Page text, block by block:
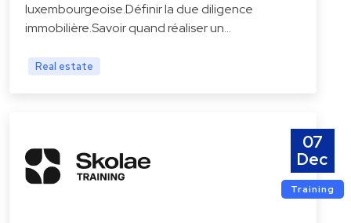
luxembourgeoise.Définir la due diligence
immobilière.Savoir quand réaliser un…
Real estate
07
Dec
Training